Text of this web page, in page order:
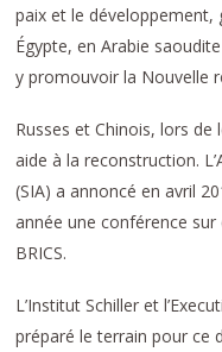
paix et le développement,
Égypte, en Arabie
y promouvoir la Nouvelle
Russes et Chinois, lors
aide à la reconstruction.
(SIA) a annoncé en avril
année une conférence
BRICS.
L’Institut Schiller et
préparé le terrain pour ce